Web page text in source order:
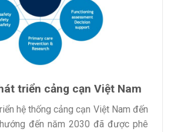
triển cảng cạn Việt Nam
hệ thống cảng cạn Việt Nam đến
đến năm 2030 đã được phê